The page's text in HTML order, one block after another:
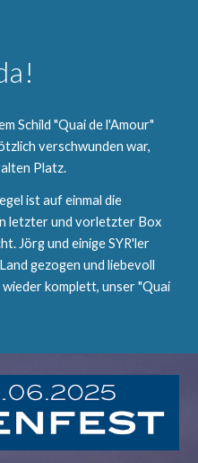
Schild "Quai de l'Amour"
verschwunden war,
Platz.
ist auf einmal die
letzter und vorletzter Box
Jörg und einige SYR'ler
gezogen und liebevoll
komplett, unser "Quai